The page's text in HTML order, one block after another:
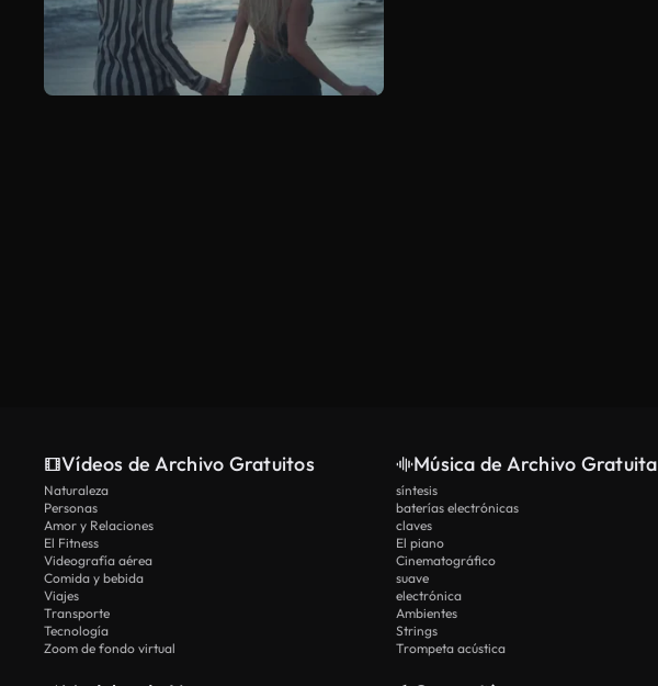
Vídeos de Archivo Gratuitos
Naturaleza
Personas
Amor y Relaciones
El Fitness
Videografía aérea
Comida y bebida
Viajes
Transporte
Tecnología
Zoom de fondo virtual
Música de Archivo Gratuita
síntesis
baterías electrónicas
claves
El piano
Cinematográfico
suave
electrónica
Ambientes
Strings
Trompeta acústica